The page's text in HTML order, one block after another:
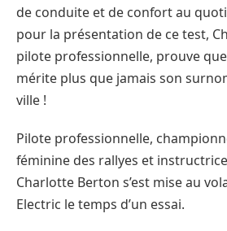
de conduite et de confort au
pour la présentation de ce test,
pilote professionnelle, prouve
mérite plus que jamais son
ville !
Pilote professionnelle,
féminine des rallyes et
Charlotte Berton s’est mise au
Electric le temps d’un essai.